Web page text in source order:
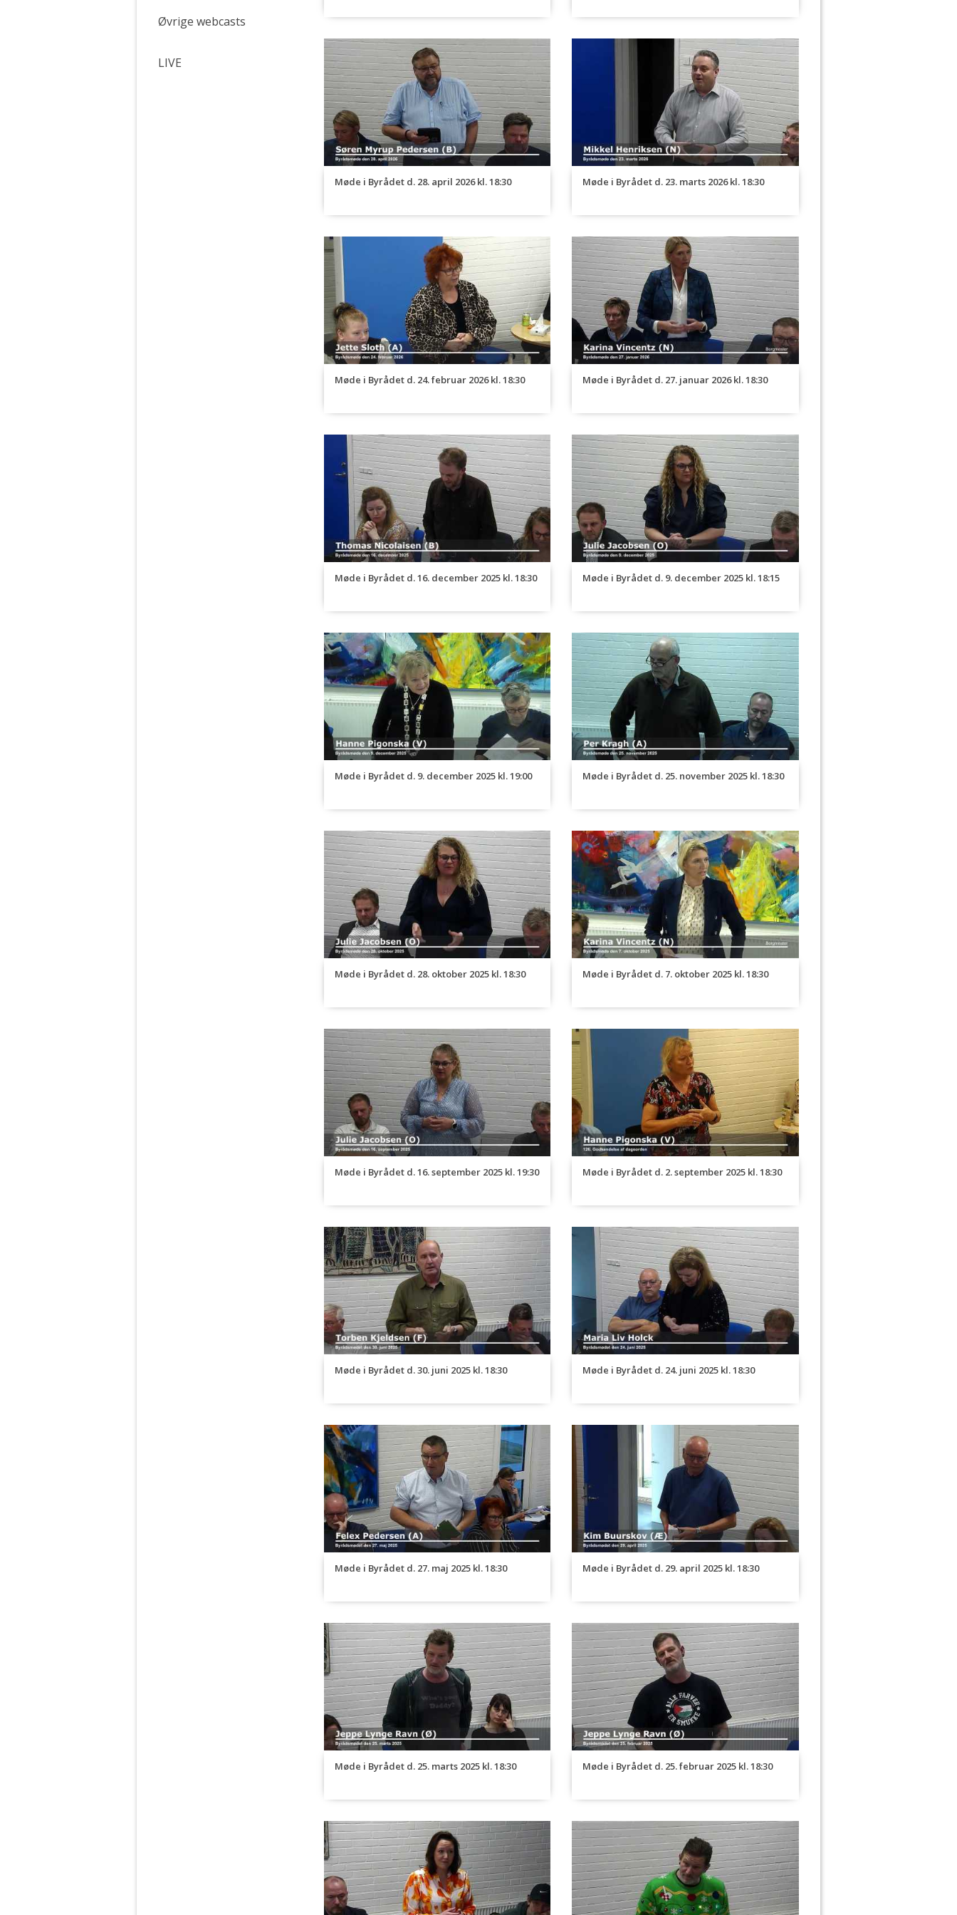
110. Endelig vedtagelse af lokalplan 2024-
ferieboliger ved Røgeriet i Havnebyen, Sj.
Odde
111. Underskriftside
112. Godkendelse af dagsorden
113. Ændret udpegning i fagudvalg
114. Beslutning om selskabsform for fælles
it-drift- og serviceorganisation for 16
kommuner i KKR Sjælland
115. Godkendelse af nye lokationer i
116. Lukket: Anmodning fra Odsherred
Varme A/S
117. Underskriftside
Øvrige webcasts
LIVE
Møde i Byrådet d. 28. april 2026 kl. 18:30 Møde i Byrådet d. 23. marts 2026 kl. 18:30
Møde i Byrådet d. 24. februar 2026 kl. 18:30 Møde i Byrådet d. 27. januar 2026 kl. 18:30
Møde i Byrådet d. 16. december 2025 kl. 18:30 Møde i Byrådet d. 9. december 2025 kl. 18:15
Møde i Byrådet d. 9. december 2025 kl. 19:00 Møde i Byrådet d. 25. november 2025 kl. 18:30
Møde i Byrådet d. 28. oktober 2025 kl. 18:30 Møde i Byrådet d. 7. oktober 2025 kl. 18:30
Møde i Byrådet d. 16. september 2025 kl. 19:30 Møde i Byrådet d. 2. september 2025 kl. 18:30
Møde i Byrådet d. 30. juni 2025 kl. 18:30 Møde i Byrådet d. 24. juni 2025 kl. 18:30
Møde i Byrådet d. 27. maj 2025 kl. 18:30 Møde i Byrådet d. 29. april 2025 kl. 18:30
Møde i Byrådet d. 25. marts 2025 kl. 18:30 Møde i Byrådet d. 25. februar 2025 kl. 18:30